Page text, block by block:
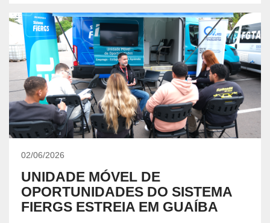
02/06/2026
UNIDADE MÓVEL DE
OPORTUNIDADES DO SISTEMA
FIERGS ESTREIA EM GUAÍBA